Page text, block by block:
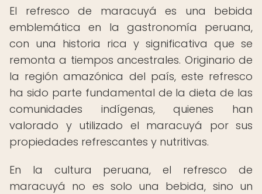
El refresco de maracuyá es una bebida
emblemática en la gastronomía peruana,
con una historia rica y significativa que se
remonta a tiempos ancestrales. Originario de
la región amazónica del país, este refresco
ha sido parte fundamental de la dieta de las
comunidades indígenas, quienes han
valorado y utilizado el maracuyá por sus
propiedades refrescantes y nutritivas.
En la cultura peruana, el refresco de
maracuyá no es solo una bebida, sino un